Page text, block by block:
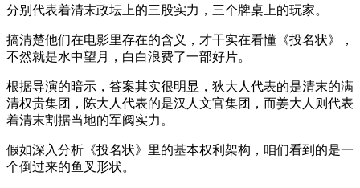
分别代表着清末政坛上的三股实力，三个牌桌上的玩家。
搞清楚他们在电影里存在的含义，才干实在看懂《投名状》，
不然就是水中望月，白白浪费了一部好片。
根据导演的暗示，答案其实很明显，狄大人代表的是清末的满
清权贵集团，陈大人代表的是汉人文官集团，而姜大人则代表
着清末割据当地的军阀实力。
假如深入分析《投名状》里的基本权利架构，咱们看到的是一
个倒过来的鱼叉形状。